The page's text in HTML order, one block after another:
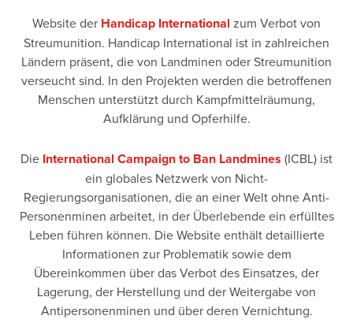
Website der Handicap International zum Verbot von
Streumunition. Handicap International ist in zahlreichen
Ländern präsent, die von Landminen oder Streumunition
verseucht sind. In den Projekten werden die betroffenen
Menschen unterstützt durch Kampfmittelräumung,
Aufklärung und Opferhilfe.
Die International Campaign to Ban Landmines (ICBL) ist
ein globales Netzwerk von Nicht-
Regierungsorganisationen, die an einer Welt ohne Anti-
Personenminen arbeitet, in der Überlebende ein erfülltes
Leben führen können. Die Website enthält detaillierte
Informationen zur Problematik sowie dem
Übereinkommen über das Verbot des Einsatzes, der
Lagerung, der Herstellung und der Weitergabe von
Antipersonenminen und über deren Vernichtung.